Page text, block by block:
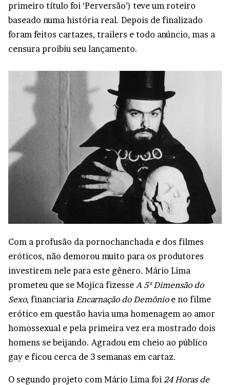
primeiro título foi ‘Perversão’) teve um roteiro
baseado numa história real. Depois de finalizado
foram feitos cartazes, trailers e todo anúncio, mas a
censura proibiu seu lançamento.
Com a profusão da pornochanchada e dos filmes
eróticos, não demorou muito para os produtores
investirem nele para este gênero. Mário Lima
prometeu que se Mojica fizesse A 5ª Dimensão do
Sexo, financiaria Encarnação do Demônio e no filme
erótico em questão havia uma homenagem ao amor
homossexual e pela primeira vez era mostrado dois
homens se beijando. Agradou em cheio ao público
gay e ficou cerca de 3 semanas em cartaz.
O segundo projeto com Mário Lima foi 24 Horas de